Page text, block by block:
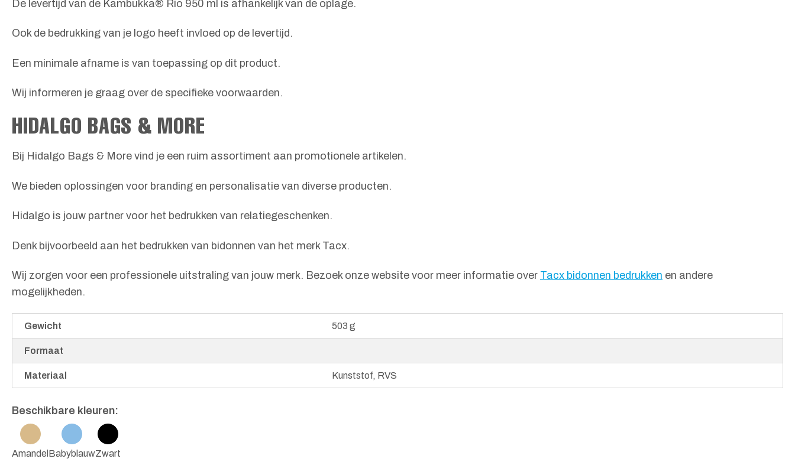
De levertijd van de Kambukka® Rio 950 ml is afhankelijk van de oplage.
Ook de bedrukking van je logo heeft invloed op de levertijd.
Een minimale afname is van toepassing op dit product.
Wij informeren je graag over de specifieke voorwaarden.
HIDALGO BAGS & MORE
Bij Hidalgo Bags & More vind je een ruim assortiment aan promotionele artikelen.
We bieden oplossingen voor branding en personalisatie van diverse producten.
Hidalgo is jouw partner voor het bedrukken van relatiegeschenken.
Denk bijvoorbeeld aan het bedrukken van bidonnen van het merk Tacx.
Wij zorgen voor een professionele uitstraling van jouw merk. Bezoek onze website voor meer informatie over Tacx bidonnen bedrukken en andere
mogelijkheden.
Gewicht 503 g
Formaat
Materiaal Kunststof, RVS
Beschikbare kleuren:
Amandel BabyblauwZwart